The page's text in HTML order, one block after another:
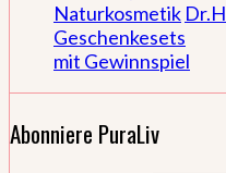
Naturkosmetik
Geschenkesets
mit Gewinnspiel
Abonniere PuraLiv